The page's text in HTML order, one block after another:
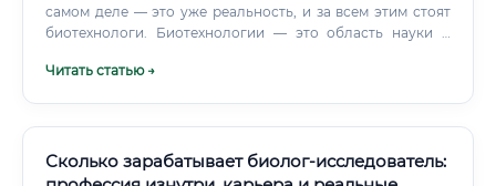
самом деле — это уже реальность, и за всем этим стоят
биотехнологи. Биотехнологии — это область науки и
или биологические процессы для создания продуктов и
Читать статью →
Сколько зарабатывает биолог-исследователь: